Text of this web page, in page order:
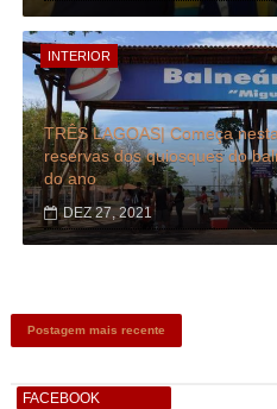
INTERIOR
TRÊS LAGOAS| Começa
reservas dos quiosques do
do ano
DEZ 27, 2021
Postagem mais recente
FACEBOOK